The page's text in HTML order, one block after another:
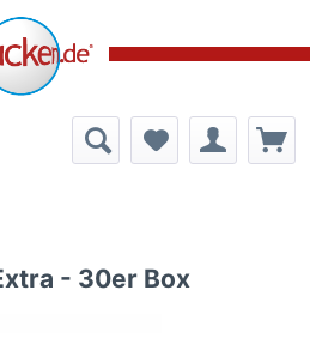
- 30er Box